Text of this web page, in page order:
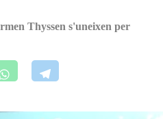
Thyssen s'uneixen per